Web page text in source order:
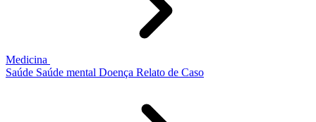
Medicina
Saúde Saúde mental Doença Relato de Caso